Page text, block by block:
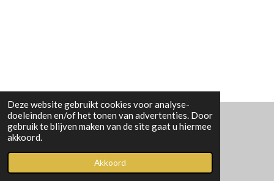
Deze website gebruikt cookies voor analyse-
doeleinden en/of het tonen van advertenties. Door
gebruik te blijven maken van de site gaat u hiermee
akkoord.
Akkoord
© 2023 - 2026 TimberTree